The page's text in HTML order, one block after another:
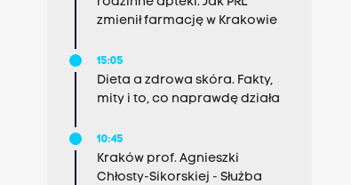
zmienił farmację w Krakowie
15:05
Dieta a zdrowa skóra. Fakty,
mity i to, co naprawdę działa
10:45
Kraków prof. Agnieszki
Chłosty-Sikorskiej - Służba